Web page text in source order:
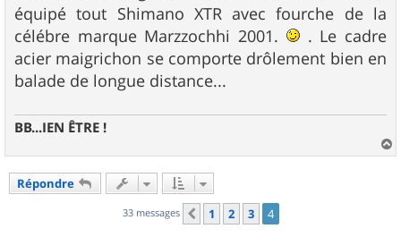
équipé tout Shimano XTR avec fourche de la
célébre marque Marzzochhi 2001.
. Le cadre
acier maigrichon se comporte drôlement bien en
balade de longue distance...
BB...IEN ÊTRE !
a
Répondre
33 messages Précédent
1 2 3 4